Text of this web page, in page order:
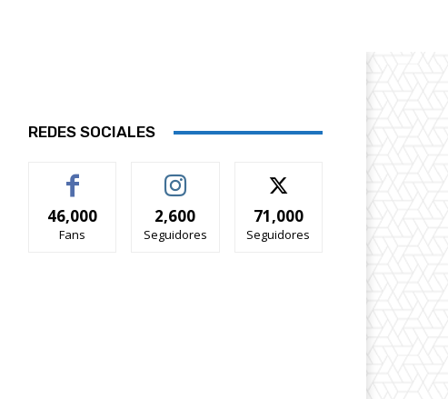
REDES SOCIALES
46,000
Fans
2,600
Seguidores
71,000
Seguidores